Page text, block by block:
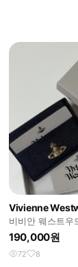
Vivienne
비비안 웨스트우
갑
190,000원
72 8